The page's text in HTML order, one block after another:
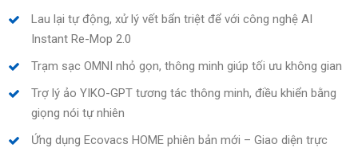
Lau lại tự động, xử lý vết bẩn triệt để với công nghệ AI
Instant Re-Mop 2.0
Trạm sạc OMNI nhỏ gọn, thông minh giúp tối ưu không gian
Trợ lý ảo YIKO-GPT tương tác thông minh, điều khiển bằng
giọng nói tự nhiên
Ứng dụng Ecovacs HOME phiên bản mới – Giao diện trực